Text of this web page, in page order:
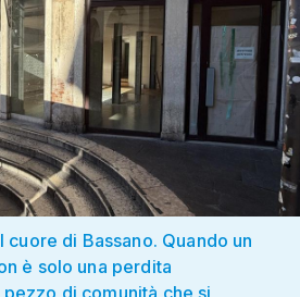
di Bassano. Quando un
è solo una perdita
di comunità che si